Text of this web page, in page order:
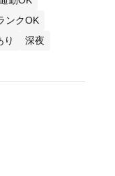
ンクOK
り
深夜